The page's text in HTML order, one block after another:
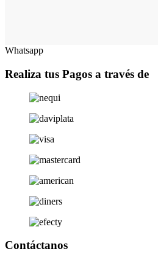
Whatsapp
Realiza tus Pagos a través de
Contáctanos